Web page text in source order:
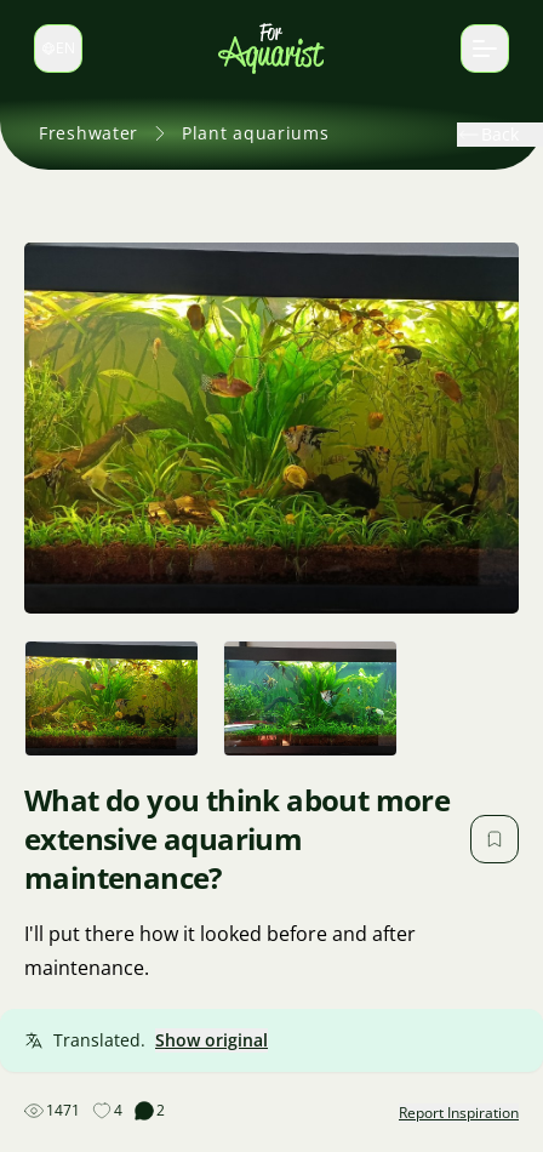
Switch language
Freshwater Plant aquariums
What do you think about more
extensive aquarium
maintenance?
I'll put there how it looked before and after
maintenance.
Translated. Show original
1471 4 2 Report Inspiration